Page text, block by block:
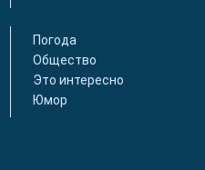
Погода
Общество
Это интересно
Юмор